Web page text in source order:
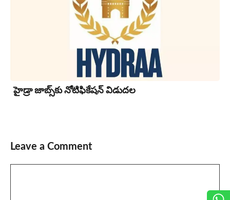
హైడ్రా జాబ్స్‌కు నోటిఫికేషన్ విడుదల
Leave a Comment